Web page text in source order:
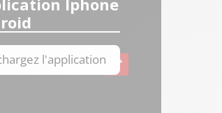
l'application